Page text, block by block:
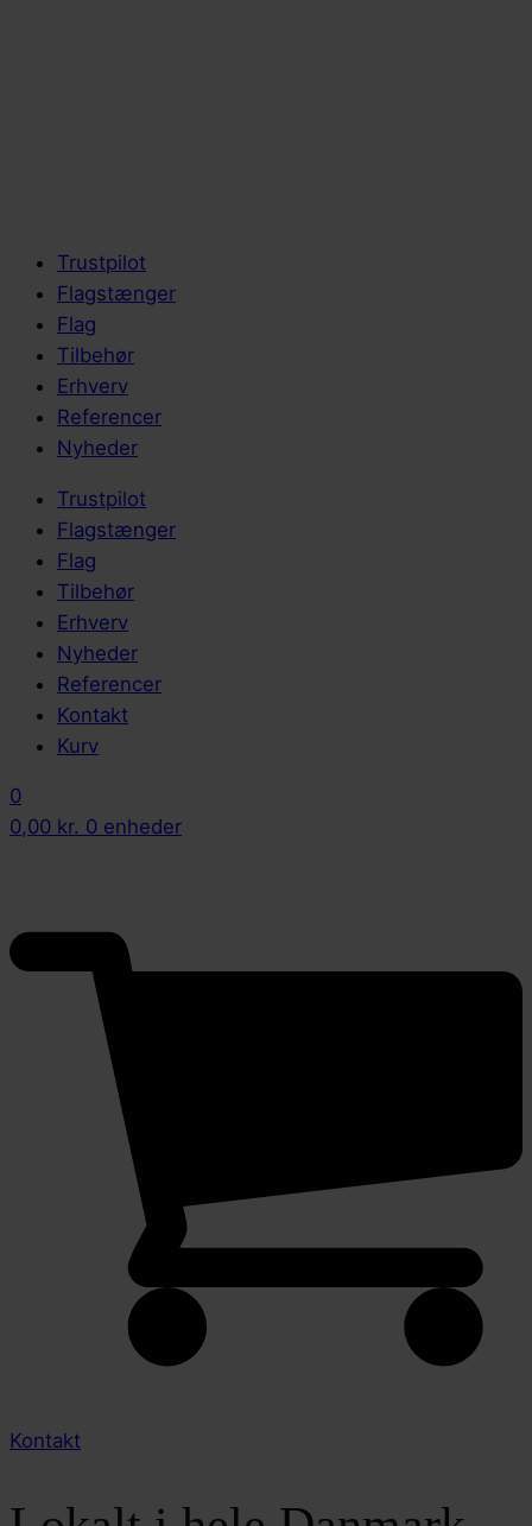
Trustpilot
Flagstænger
Flag
Tilbehør
Erhverv
Referencer
Nyheder
Trustpilot
Flagstænger
Flag
Tilbehør
Erhverv
Nyheder
Referencer
Kontakt
Kurv
0
0,00 kr. 0 enheder
Kontakt